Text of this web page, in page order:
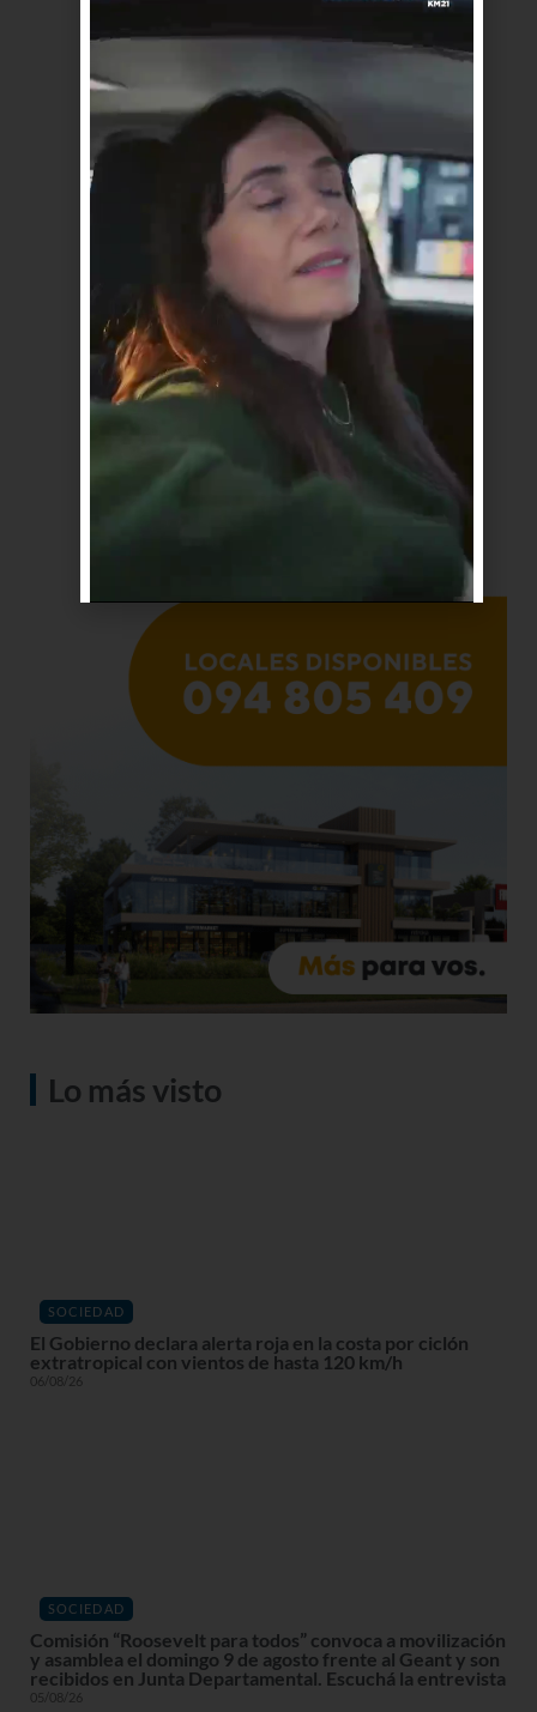
Lo más visto
SOCIEDAD
El Gobierno declara alerta roja en la costa por ciclón
extratropical con vientos de hasta 120 km/h
06/08/26
SOCIEDAD
Comisión “Roosevelt para todos” convoca a movilización
y asamblea el domingo 9 de agosto frente al Geant y son
recibidos en Junta Departamental. Escuchá la entrevista
05/08/26